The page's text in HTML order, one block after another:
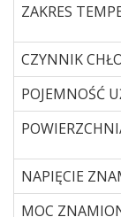
ZAKRES
CZYNNIK
POJEMNOŚĆ
NAPIĘCIE
MOC